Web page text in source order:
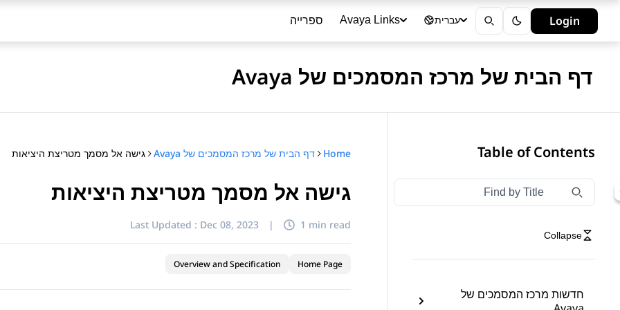
ספרייה Avaya Links עברית Login
דף הבית של מרכז המסמכים של Avaya
Table of Contents
Filter navigation by title
Type to filter navigation items by title
Collapse
חדשות מרכז המסמכים של
Home דף הבית של מרכז המסמכים של Avaya גישה אל מסמך מטריצת היציאות
גישה אל מסמך מטריצת היציאות
Last Updated : Dec 08, 2023 | 1 min read
Home Page
Overview and Specification